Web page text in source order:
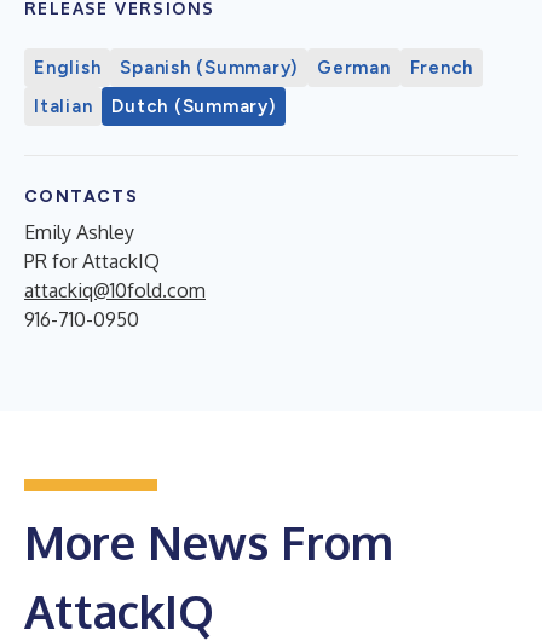
RELEASE VERSIONS
English Spanish (Summary) German
French
Italian
Dutch (Summary)
CONTACTS
Emily Ashley
PR for AttackIQ
attackiq@10fold.com
916-710-0950
More News From
AttackIQ